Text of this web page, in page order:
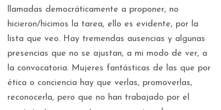
llamadas democráticamente a proponer, no
hicieron/hicimos la tarea, ello es evidente, por la
lista que veo. Hay tremendas ausencias y algunas
presencias que no se ajustan, a mi modo de ver, a
la convocatoria. Mujeres fantásticas de las que por
ética o conciencia hay que verlas, promoverlas,
reconocerla, pero que no han trabajado por el